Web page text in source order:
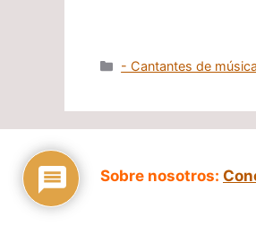
Categorías
- Cantantes de
Sobre nosotros: